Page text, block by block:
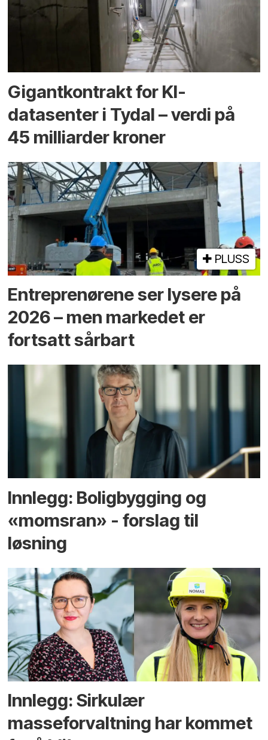
Gigantkontrakt for KI-
datasenter i Tydal – verdi på
45 milliarder kroner
PLUSS
Entreprenørene ser lysere på
2026 – men markedet er
fortsatt sårbart
Innlegg: Boligbygging og
«momsran» - forslag til
løsning
Innlegg: Sirkulær
masseforvaltning har kommet